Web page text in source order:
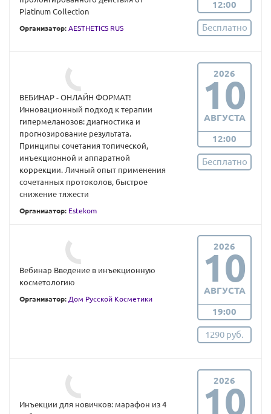
Platinum Collection
Организатор: AESTHETICS RUS
12:00
Бесплатно
ВЕБИНАР - ОНЛАЙН ФОРМАТ!
Инновационный подход к терапии
гипермеланозов: диагностика и
прогнозирование результата.
Принципы сочетания топической,
инъекционной и аппаратной
коррекции. Личный опыт применения
сочетанных протоколов, быстрое
снижение тяжести
Организатор: Estekom
2026
10
АВГУСТА
12:00
Бесплатно
Вебинар Введение в инъекционную
косметологию
Организатор: Дом Русской Косметики
2026
10
АВГУСТА
19:00
1290 руб.
Инъекции для новичков: марафон из 4
2026
10